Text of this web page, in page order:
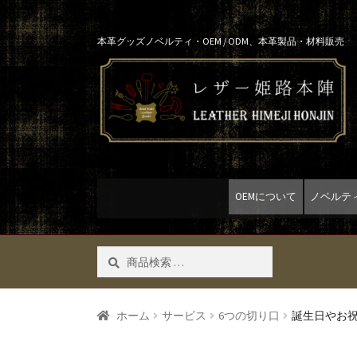
Skip
to
navigation
Skip
to
content
本革グッズノベルティ・OEM / ODM、本革製品・材料販売
OEMについて ノベルテ
対
象:
検索
ホーム サービス 6つの切り口 誕生日やお